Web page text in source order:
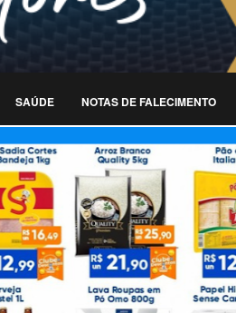
SAÚDE NOTAS DE FALECIMENTO